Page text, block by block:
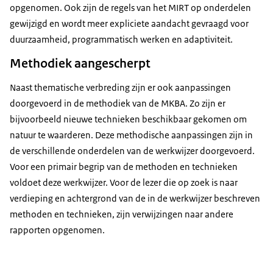
opgenomen. Ook zijn de regels van het MIRT op onderdelen
gewijzigd en wordt meer expliciete aandacht gevraagd voor
duurzaamheid, programmatisch werken en adaptiviteit.
Methodiek aangescherpt
Naast thematische verbreding zijn er ook aanpassingen
doorgevoerd in de methodiek van de MKBA. Zo zijn er
bijvoorbeeld nieuwe technieken beschikbaar gekomen om
natuur te waarderen. Deze methodische aanpassingen zijn in
de verschillende onderdelen van de werkwijzer doorgevoerd.
Voor een primair begrip van de methoden en technieken
voldoet deze werkwijzer. Voor de lezer die op zoek is naar
verdieping en achtergrond van de in de werkwijzer beschreven
methoden en technieken, zijn verwijzingen naar andere
rapporten opgenomen.